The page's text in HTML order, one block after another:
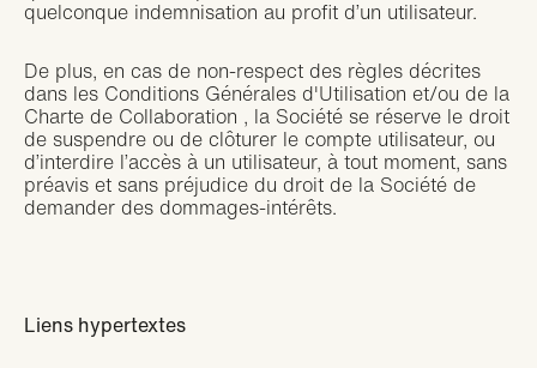
quelconque indemnisation au profit d’un utilisateur.
De plus, en cas de non-respect des règles décrites
dans les Conditions Générales d'Utilisation et/ou de la
Charte de Collaboration , la Société se réserve le droit
de suspendre ou de clôturer le compte utilisateur, ou
d’interdire l’accès à un utilisateur, à tout moment, sans
préavis et sans préjudice du droit de la Société de
demander des dommages-intérêts.
Liens hypertextes